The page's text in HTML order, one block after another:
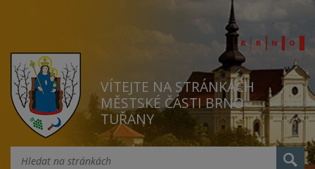
VÍTEJTE NA STRÁNKÁCH
MĚSTSKÉ ČÁSTI BRNO
TUŘANY